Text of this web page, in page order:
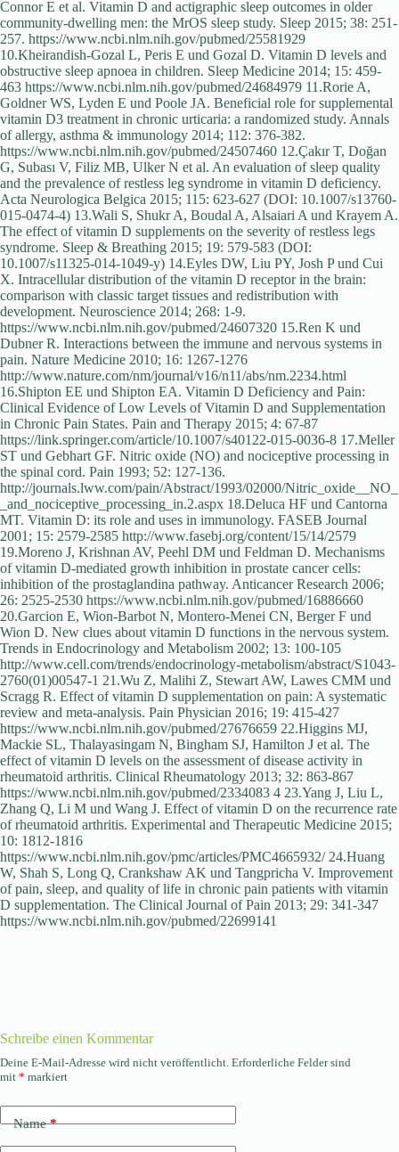
Schreibe einen Kommentar
Deine E-Mail-Adresse wird nicht veröffentlicht. Erforderliche Felder sind
mit * markiert
Name*